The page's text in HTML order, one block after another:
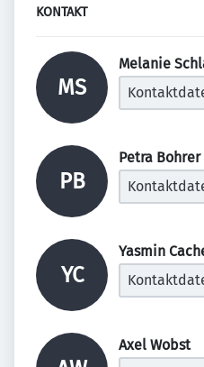
KONTAKT
MS
Melanie
PB
Petra Bohrer
YC
Yasmin
Axel Wobst